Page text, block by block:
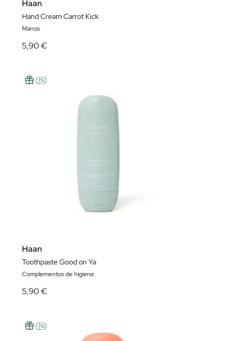
Haan
Hand Cream Carrot Kick
Manos
5,90 €
Haan
Toothpaste Good on Ya
Complementos de higiene
5,90 €